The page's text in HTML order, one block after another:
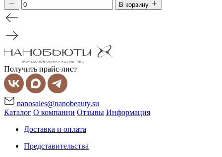
В корзину
Получить прайс-лист
nanosales@nanobeauty.su
Каталог О компании Отзывы Информация
Доставка и оплата
Представительства